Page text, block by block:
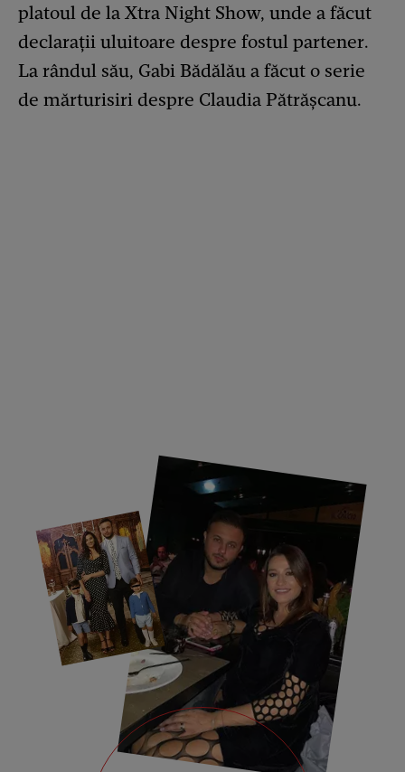
platoul de la Xtra Night Show, unde a făcut
declarații uluitoare despre fostul partener.
La rândul său, Gabi Bădălău a făcut o serie
de mărturisiri despre Claudia Pătrășcanu.